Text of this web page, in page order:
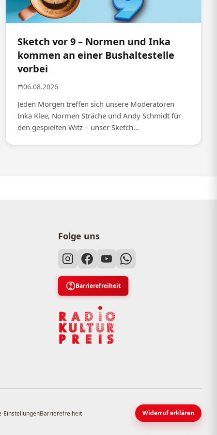
Sketch vor 9 – Normen und Inka
kommen an einer Bushaltestelle
vorbei
06.08.2026
Jeden Morgen treffen sich unsere Moderatoren
Inka Klee, Normen Sträche und Andy Schmidt für
den gespielten Witz – unser Sketch...
Folge uns
Barrierefreiheit
EinstellungenBarrierefreiheit Widerruf erklären